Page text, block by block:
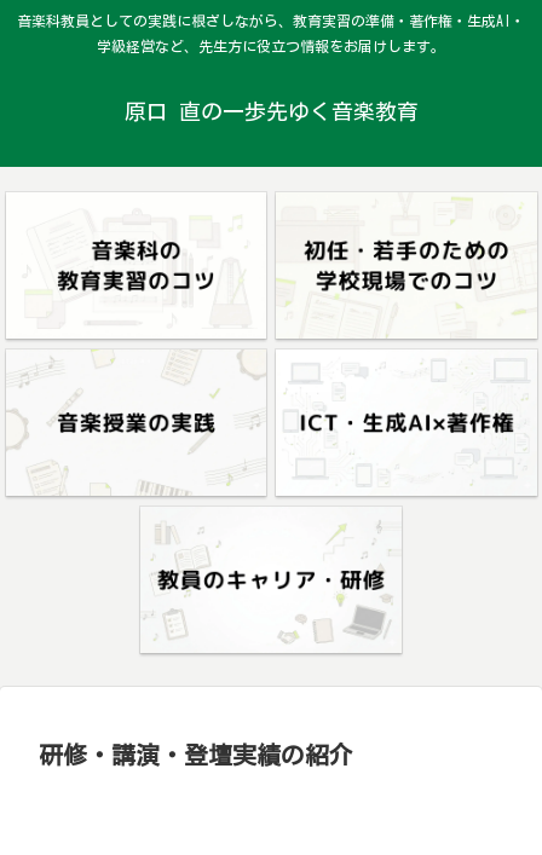
音楽科教員としての実践に根ざしながら、教育実習の準備・著作権・生成AI・
学級経営など、先生方に役立つ情報をお届けします。
原口 直の一歩先ゆく音楽教育
研修・講演・登壇実績の紹介